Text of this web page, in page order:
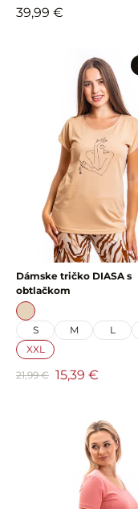
39,99 €
Dámske tričko DIASA s
obtlačkom
S M L
XXL
21,99 € 15,39 €